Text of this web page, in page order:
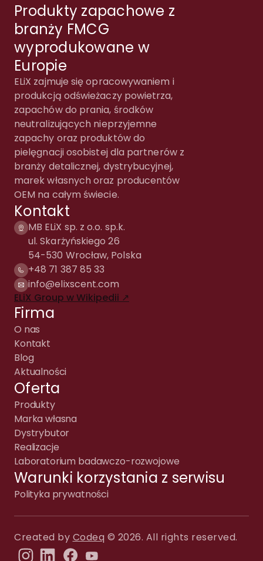
Produkty zapachowe z
branży FMCG
wyprodukowane w
Europie
ELiX zajmuje się opracowywaniem i
produkcją odświeżaczy powietrza,
zapachów do prania, środków
neutralizujących nieprzyjemne
zapachy oraz produktów do
pielęgnacji osobistej dla partnerów z
branży detalicznej, dystrybucyjnej,
marek własnych oraz producentów
OEM na całym świecie.
Kontakt
MB ELiX sp. z o.o. sp.k.
ul. Skarżyńskiego 26
54-530 Wrocław, Polska
+48 71 387 85 33
info@elixscent.com
ELiX Group w Wikipedii ↗
Firma
O nas
Kontakt
Blog
Aktualności
Oferta
Produkty
Marka własna
Dystrybutor
Realizacje
Laboratorium badawczo-rozwojowe
Warunki korzystania z serwisu
Polityka prywatności
Created by Codeq © 2026. All rights reserved.